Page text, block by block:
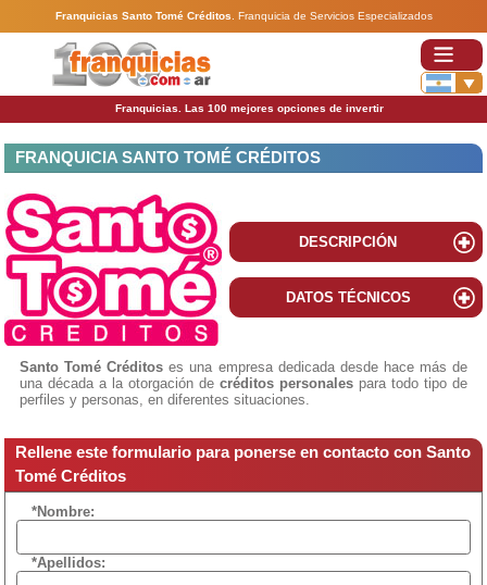
Franquicias Santo Tomé Créditos Franquicia de Servicios Especializados
Franquicias. Las 100 mejores opciones de invertir
FRANQUICIA SANTO TOMÉ CRÉDITOS
DESCRIPCIÓN
DATOS TÉCNICOS
Santo Tomé Créditos es una empresa dedicada desde hace más de
una década a la otorgación de créditos personales para todo tipo de
perfiles y personas, en diferentes situaciones.
Rellene este formulario para ponerse en contacto con Santo
Tomé Créditos
*Nombre:
*Apellidos: